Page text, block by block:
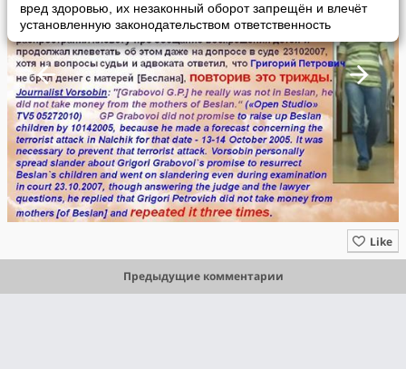
вред здоровью, их незаконный оборот запрещён и влечёт
установленную законодательством ответственность
Like
Предыдущие комментарии